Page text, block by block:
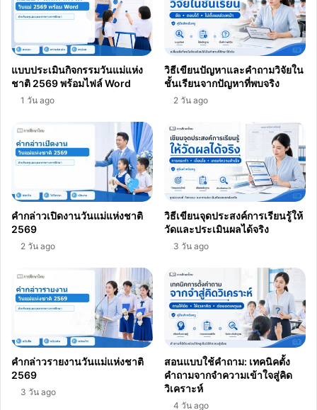
แบบประเมินกิจกรรมวันแม่แห่ง
ชาติ 2569 พร้อมไฟล์ Word
1 วัน ago
วิธีเขียนปัญหาและคำถามวิจัยใน
ชั้นเรียนจากปัญหาที่พบจริง
2 วัน ago
คำกล่าวเปิดงานวันแม่แห่งชาติ
2569
2 วัน ago
วิธีเขียนจุดประสงค์การเรียนรู้ให้
วัดและประเมินผลได้จริง
3 วัน ago
คำกล่าวรายงานวันแม่แห่งชาติ
2569
3 วัน ago
สอนแบบใช้คำถาม: เทคนิคตั้ง
คำถามจากจำความเข้าใจสู่คิด
วิเคราะห์
4 วัน ago